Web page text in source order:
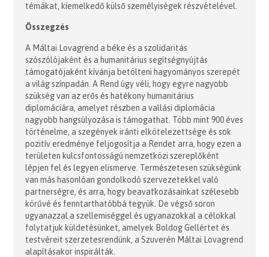
témákat, kiemelkedő külső személyiségek részvételével.
Összegzés
A Máltai Lovagrend a béke és a szolidaritás
szószólójaként és a humanitárius segítségnyújtás
támogatójaként kívánja betölteni hagyományos szerepét
a világ színpadán. A Rend úgy véli, hogy egyre nagyobb
szükség van az erős és hatékony humanitárius
diplomáciára, amelyet részben a vallási diplomácia
nagyobb hangsúlyozása is támogathat. Több mint 900 éves
történelme, a szegények iránti elkötelezettsége és sok
pozitív eredménye feljogosítja a Rendet arra, hogy ezen a
területen kulcsfontosságú nemzetközi szereplőként
lépjen fel és legyen elismerve. Természetesen szükségünk
van más hasonlóan gondolkodó szervezetekkel való
partnerségre, és arra, hogy beavatkozásainkat szélesebb
körűvé és fenntarthatóbbá tegyük. De végső soron
ugyanazzal a szellemiséggel és ugyanazokkal a célokkal
folytatjuk küldetésünket, amelyek Boldog Gellértet és
testvéreit szerzetesrendünk, a Szuverén Máltai Lovagrend
alapításakor inspirálták.